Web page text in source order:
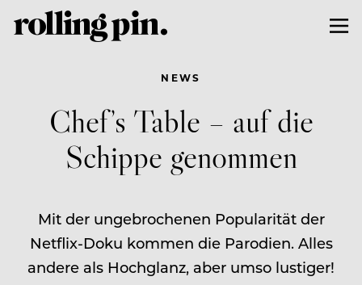
NEWS
Chef’s Table – auf die
Schippe genommen
Mit der ungebrochenen Popularität der
Netflix-Doku kommen die Parodien. Alles
andere als Hochglanz, aber umso lustiger!